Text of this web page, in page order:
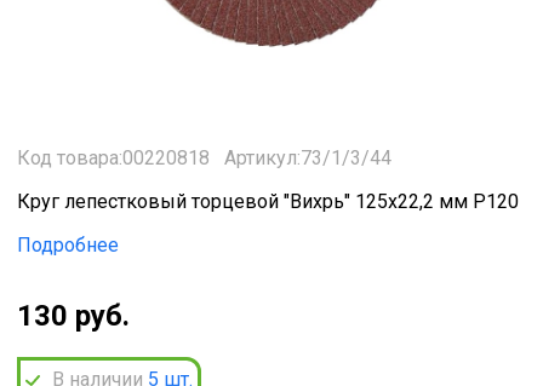
Код товара:00220818
Артикул:73/1/3/44
Круг лепестковый торцевой "Вихрь" 125х22,2 мм Р120
Подробнее
130 руб.
В наличии 5 шт.